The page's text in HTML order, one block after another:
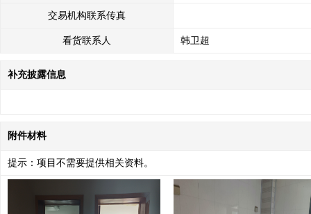
交易机构联系传真
看货联系人 韩卫超
补充披露信息
附件材料
提示：项目不需要提供相关资料。